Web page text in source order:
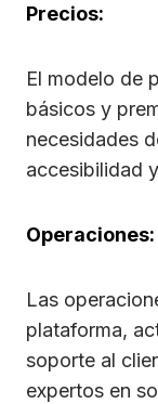
Precios:
El modelo de
básicos y
necesidades
accesibilidad
Operaciones:
Las
plataforma,
soporte al
expertos en